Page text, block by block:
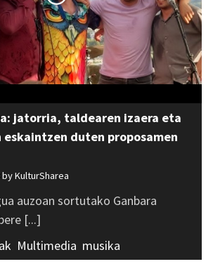
jatorria, taldearen izaera eta
duten proposamen
byKulturSharea
auzoan sortutako Ganbara
[...]
Multimedia musika